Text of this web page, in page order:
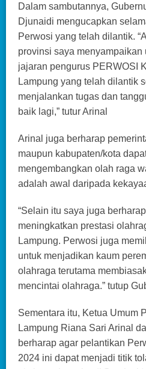
Dalam sambutannya,
Djunaidi mengucapkan
Perwosi yang telah dilantik.
provinsi saya
jajaran pengurus PERWOSI
Lampung yang telah dilantik
menjalankan tugas dan
baik lagi,” tutur Arinal
Arinal juga berharap
maupun kabupaten/kota
mengembangkan olah raga
adalah awal daripada
“Selain itu saya juga
meningkatkan prestasi
Lampung. Perwosi juga
untuk menjadikan kaum
olahraga terutama
mencintai olahraga.” tutup
Sementara itu, Ketua Umum
Lampung Riana Sari Arinal
berharap agar pelantikan
2024 ini dapat menjadi titik